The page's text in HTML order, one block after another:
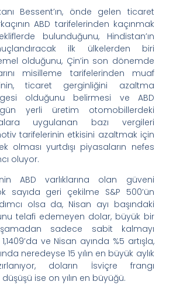
Bessent’ın, önde gelen ticaret
ABD tarifelerinden kaçınmak
bulunduğunu, Hindistan’ın
ilk ülkelerden biri
olduğunu, Çin’in son dönemde
misilleme tarifelerinden muaf
ticaret gerginliğini azaltma
olduğunu belirmesi ve ABD
yerli üretim otomobillerdeki
uygulanan bazı vergileri
tarifelerinin etkisini azaltmak için
olması yurtdışı piyasaların nefes
oluyor.
ABD varlıklarına olan güveni
sayıda geri çekilme S&P 500’ün
olsa da, Nisan ayı başındaki
telafi edemeyen dolar, büyük bir
sadece sabit kalmayı
ve Nisan ayında %5 artışla,
neredeyse 15 yılın en büyük aylık
doların İsviçre frangı
düşüşü ise on yılın en büyüğü.